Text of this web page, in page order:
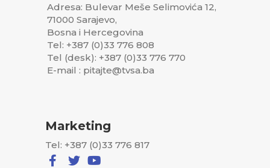
Adresa: Bulevar Meše Selimovića 12,
71000 Sarajevo,
Bosna i Hercegovina
Tel: +387 (0)33 776 808
Tel (desk): +387 (0)33 776 770
E-mail : pitajte@tvsa.ba
Marketing
Tel: +387 (0)33 776 817